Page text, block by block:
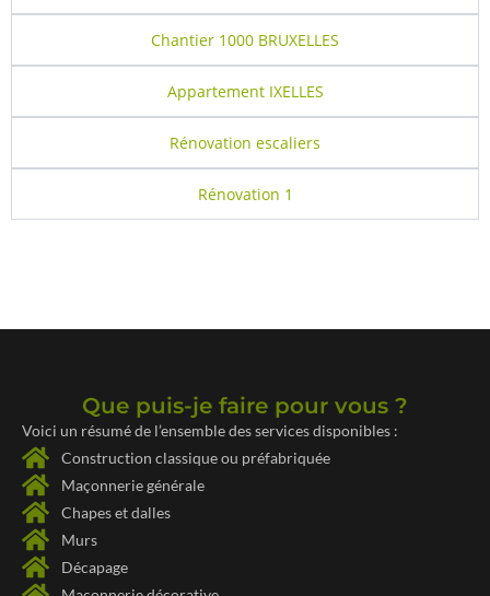
Chantier 1000 BRUXELLES
Appartement IXELLES
Rénovation escaliers
Rénovation 1
Que puis-je faire pour vous ?
Voici un résumé de l’ensemble des services disponibles :
Construction classique ou préfabriquée
Maçonnerie générale
Chapes et dalles
Murs
Décapage